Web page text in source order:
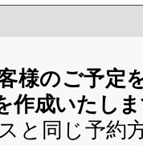
様のご予定
作成いたし
と同じ予約